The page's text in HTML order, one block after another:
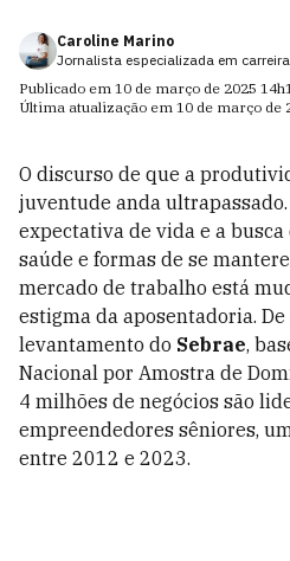
Caroline Marino
Jornalista especializada em
Publicado em 10 de março de 2025
Última atualização em 10 de março de
O discurso de que a
juventude anda
expectativa de vida e a
saúde e formas de se
mercado de trabalho está
estigma da aposentadoria.
levantamento do Sebrae,
Nacional por Amostra de
4 milhões de negócios são
empreendedores sêniores,
entre 2012 e 2023.